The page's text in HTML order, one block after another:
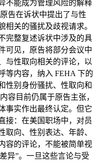
不能成为管理风险的解释
告在诉状中提出了与性
相关的骚扰及歧视请求。
完整复述诉状中涉及的具
可见，原告将部分会议中
与性取向相关的评论，以
等内容，纳入 FEHA 下的
性别身份骚扰、性取向和
容目前仍属于原告主张，
事实作出最终认定。但它
接：在美国职场中，对员
取向、性别表达、年龄、
容的评论，不能被简单视
异”。一旦这些言论与受